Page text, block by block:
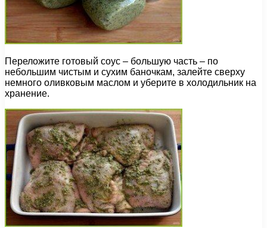
Переложите готовый соус – большую часть – по
небольшим чистым и сухим баночкам, залейте сверху
немного оливковым маслом и уберите в холодильник на
хранение.